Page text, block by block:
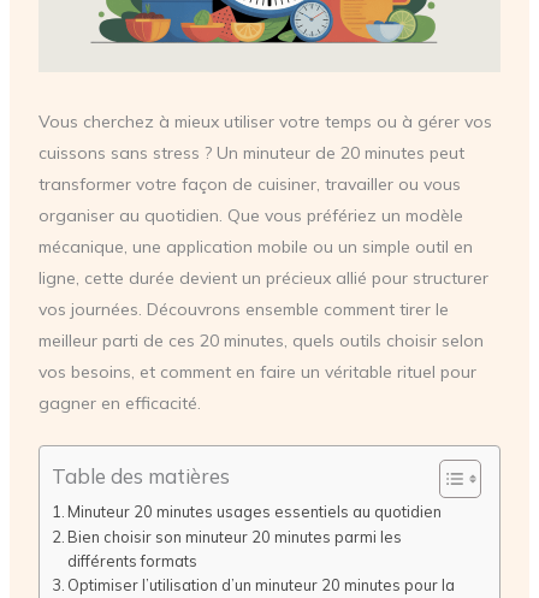
Vous cherchez à mieux utiliser votre temps ou à gérer vos
cuissons sans stress ? Un minuteur de 20 minutes peut
transformer votre façon de cuisiner, travailler ou vous
organiser au quotidien. Que vous préfériez un modèle
mécanique, une application mobile ou un simple outil en
ligne, cette durée devient un précieux allié pour structurer
vos journées. Découvrons ensemble comment tirer le
meilleur parti de ces 20 minutes, quels outils choisir selon
vos besoins, et comment en faire un véritable rituel pour
gagner en efficacité.
Table des matières
Minuteur 20 minutes usages essentiels au quotidien
Bien choisir son minuteur 20 minutes parmi les
différents formats
Optimiser l’utilisation d’un minuteur 20 minutes pour la